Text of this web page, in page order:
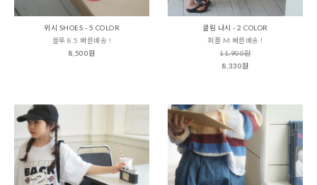
위시 SHOES - 5 COLOR
블루 8.5 빠른배송 !
8,500원
클림 나시 - 2 COLOR
퍼플 M 빠른배송 !
11,900원
8,330원